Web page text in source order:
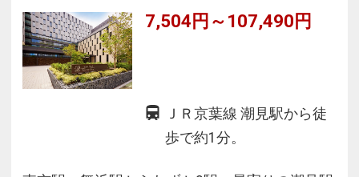
7,504円～107,490円
ＪＲ京葉線 潮見駅から徒
歩で約1分。